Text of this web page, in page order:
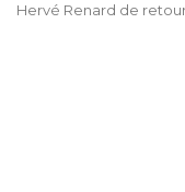
Hervé Renard de